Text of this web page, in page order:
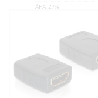
ÁFA: 27%